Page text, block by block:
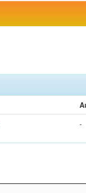
-